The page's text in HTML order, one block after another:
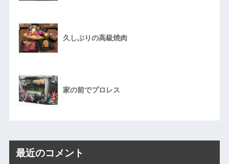
久しぶりの高級焼肉
家の前でプロレス
最近のコメント